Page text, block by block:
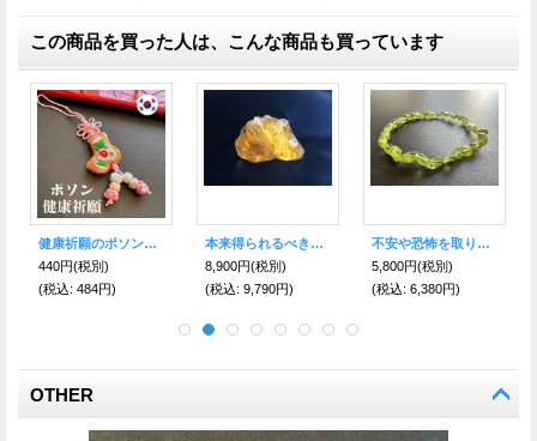
この商品を買った人は、こんな商品も買っています
健康祈願のポソンストラップ★桃
440円(税別)
(税込: 484円)
本来得られるべき幸運を強く引き付ける！天然のタイムカプセル 虫入り琥珀 原石3
8,900円(税別)
(税込: 9,790円)
不安や恐怖を取り除き、 前向きに生きるパワーを得て、 夢を実現する！ペリドット ブレスレット
5,800円(税別)
(税込: 6,380円)
OTHER